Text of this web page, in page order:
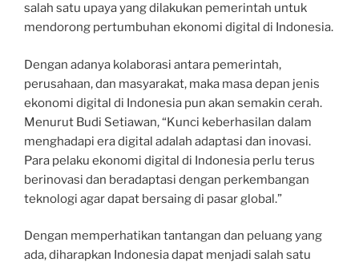
salah satu upaya yang dilakukan pemerintah untuk
mendorong pertumbuhan ekonomi digital di Indonesia.
Dengan adanya kolaborasi antara pemerintah,
perusahaan, dan masyarakat, maka masa depan jenis
ekonomi digital di Indonesia pun akan semakin cerah.
Menurut Budi Setiawan, “Kunci keberhasilan dalam
menghadapi era digital adalah adaptasi dan inovasi.
Para pelaku ekonomi digital di Indonesia perlu terus
berinovasi dan beradaptasi dengan perkembangan
teknologi agar dapat bersaing di pasar global.”
Dengan memperhatikan tantangan dan peluang yang
ada, diharapkan Indonesia dapat menjadi salah satu